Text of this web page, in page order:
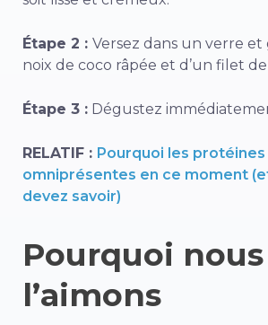
Étape 2 : Versez dans un verre et
noix de coco râpée et d’un filet
Étape 3 : Dégustez
RELATIF : Pourquoi les
omniprésentes en ce moment
devez savoir)
Pourquoi nous
l’aimons